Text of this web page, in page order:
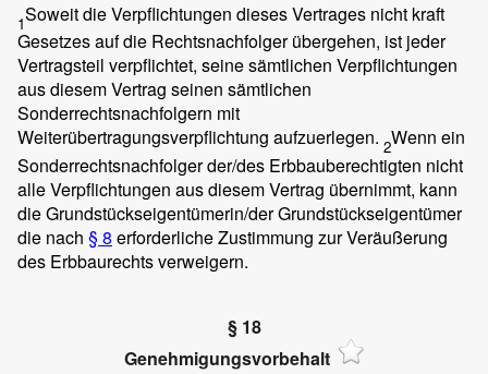
1Soweit die Verpflichtungen dieses Vertrages nicht kraft
Gesetzes auf die Rechtsnachfolger übergehen, ist jeder
Vertragsteil verpflichtet, seine sämtlichen Verpflichtungen
aus diesem Vertrag seinen sämtlichen
Sonderrechtsnachfolgern mit
Weiterübertragungsverpflichtung aufzuerlegen. 2Wenn ein
Sonderrechtsnachfolger der/des Erbbauberechtigten nicht
alle Verpflichtungen aus diesem Vertrag übernimmt, kann
die Grundstückseigentümerin/der Grundstückseigentümer
die nach § 8 erforderliche Zustimmung zur Veräußerung
des Erbbaurechts verweigern.
§ 18
Genehmigungsvorbehalt